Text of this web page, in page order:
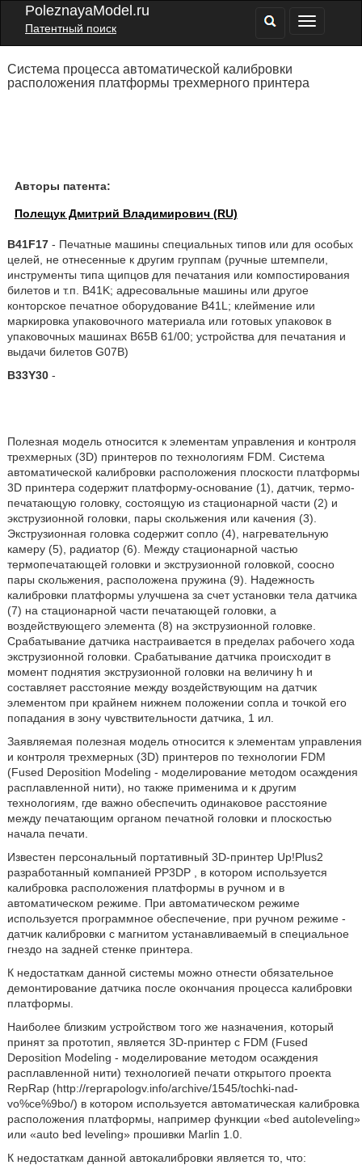
PoleznayaModel.ru
Патентный поиск
Система процесса автоматической калибровки
расположения платформы трехмерного принтера
Авторы патента:
Полещук Дмитрий Владимирович (RU)
B41F17- Печатные машины специальных типов или для особых
целей, не отнесенные к другим группам (ручные штемпели,
инструменты типа щипцов для печатания или компостирования
билетов и т.п. B41K; адресовальные машины или другое
конторское печатное оборудование B41L; клеймение или
маркировка упаковочного материала или готовых упаковок в
упаковочных машинах B65B 61/00; устройства для печатания и
выдачи билетов G07B)
B33Y30-
Полезная модель относится к элементам управления и контроля
трехмерных (3D) принтеров по технологиям FDM. Система
автоматической калибровки расположения плоскости платформы
3D принтера содержит платформу-основание (1), датчик, термо-
печатающую головку, состоящую из стационарной части (2) и
экструзионной головки, пары скольжения или качения (3).
Экструзионная головка содержит сопло (4), нагревательную
камеру (5), радиатор (6). Между стационарной частью
термопечатающей головки и экструзионной головкой, соосно
пары скольжения, расположена пружина (9). Надежность
калибровки платформы улучшена за счет установки тела датчика
(7) на стационарной части печатающей головки, а
воздействующего элемента (8) на экструзионной головке.
Срабатывание датчика настраивается в пределах рабочего хода
экструзионной головки. Срабатывание датчика происходит в
момент поднятия экструзионной головки на величину h и
составляет расстояние между воздействующим на датчик
элементом при крайнем нижнем положении сопла и точкой его
попадания в зону чувствительности датчика, 1 ил.
Заявляемая полезная модель относится к элементам управления
и контроля трехмерных (3D) принтеров по технологии FDM
(Fused Deposition Modeling - моделирование методом осаждения
расплавленной нити), но также применима и к другим
технологиям, где важно обеспечить одинаковое расстояние
между печатающим органом печатной головки и плоскостью
начала печати.
Известен персональный портативный 3D-принтер Up!Plus2
разработанный компанией PP3DP , в котором используется
калибровка расположения платформы в ручном и в
автоматическом режиме. При автоматическом режиме
используется программное обеспечение, при ручном режиме -
датчик калибровки с магнитом устанавливаемый в специальное
гнездо на задней стенке принтера.
К недостаткам данной системы можно отнести обязательное
демонтирование датчика после окончания процесса калибровки
платформы.
Наиболее близким устройством того же назначения, который
принят за прототип, является 3D-принтер с FDM (Fused
Deposition Modeling - моделирование методом осаждения
расплавленной нити) технологией печати открытого проекта
RepRap (http://reprapologv.info/archive/1545/tochki-nad-
vo%ce%9bo/) в котором используется автоматическая калибровка
расположения платформы, например функции «bed autoleveling»
или «auto bed leveling» прошивки Marlin 1.0.
К недостаткам данной автокалибровки является то, что: